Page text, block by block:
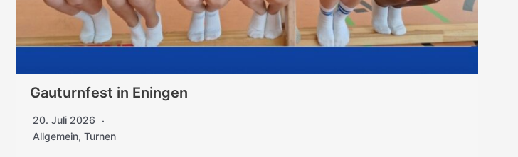
Gauturnfest in Eningen
20. Juli 2026
Allgemein, Turnen